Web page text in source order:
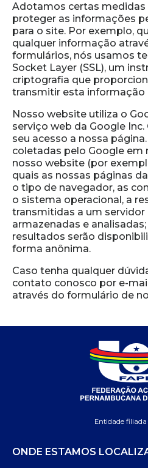
Adotamos certas medidas
proteger as informações
para o site. Por exemplo,
qualquer informação
formulários, nós usamos
Socket Layer (SSL), um
criptografia que
transmitir esta informação
Nosso website utiliza o
serviço web da Google Inc.
seu acesso a nossa
coletadas pelo Google em
nosso website (por
quais as nossas páginas
o tipo de navegador, as
o sistema operacional, a
transmitidas a um servidor
armazenadas e
resultados serão
forma anônima.
Caso tenha qualquer
contato conosco por e-
através do formulário de
Entidade
ONDE ESTAMOS